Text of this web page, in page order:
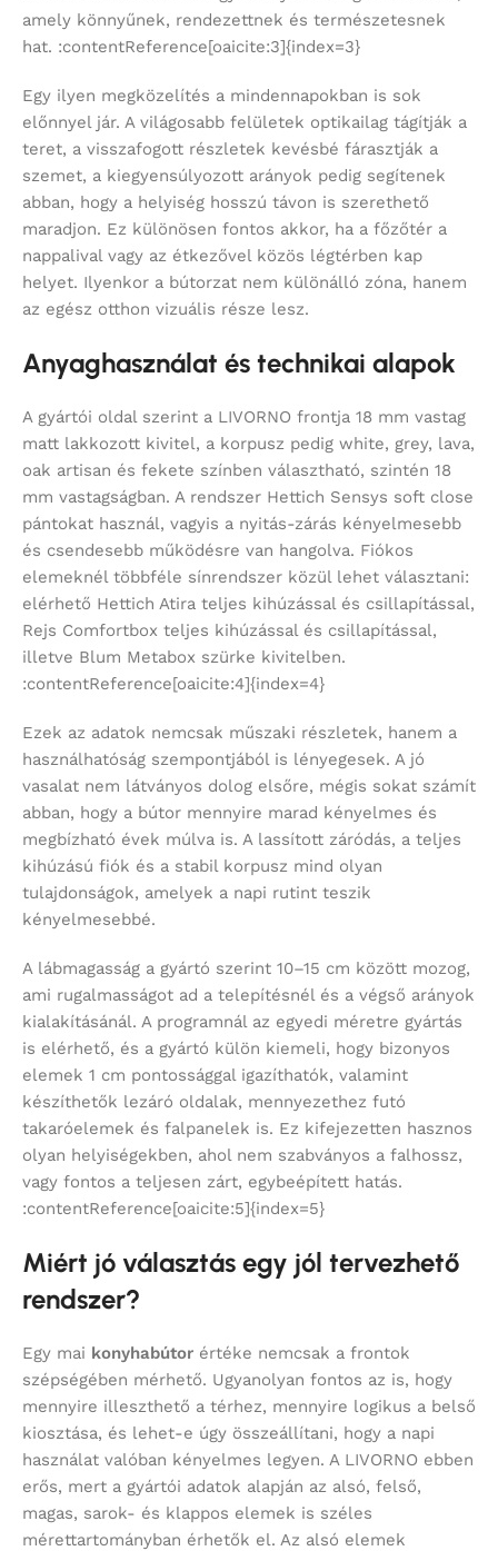
amely könnyűnek, rendezettnek és természetesnek
hat. :contentReference[oaicite:3]{index=3}
Egy ilyen megközelítés a mindennapokban is sok
előnnyel jár. A világosabb felületek optikailag tágítják a
teret, a visszafogott részletek kevésbé fárasztják a
szemet, a kiegyensúlyozott arányok pedig segítenek
abban, hogy a helyiség hosszú távon is szerethető
maradjon. Ez különösen fontos akkor, ha a főzőtér a
nappalival vagy az étkezővel közös légtérben kap
helyet. Ilyenkor a bútorzat nem különálló zóna, hanem
az egész otthon vizuális része lesz.
Anyaghasználat és technikai alapok
A gyártói oldal szerint a LIVORNO frontja 18 mm vastag
matt lakkozott kivitel, a korpusz pedig white, grey, lava,
oak artisan és fekete színben választható, szintén 18
mm vastagságban. A rendszer Hettich Sensys soft close
pántokat használ, vagyis a nyitás-zárás kényelmesebb
és csendesebb működésre van hangolva. Fiókos
elemeknél többféle sínrendszer közül lehet választani:
elérhető Hettich Atira teljes kihúzással és csillapítással,
Rejs Comfortbox teljes kihúzással és csillapítással,
illetve Blum Metabox szürke kivitelben.
:contentReference[oaicite:4]{index=4}
Ezek az adatok nemcsak műszaki részletek, hanem a
használhatóság szempontjából is lényegesek. A jó
vasalat nem látványos dolog elsőre, mégis sokat számít
abban, hogy a bútor mennyire marad kényelmes és
megbízható évek múlva is. A lassított záródás, a teljes
kihúzású fiók és a stabil korpusz mind olyan
tulajdonságok, amelyek a napi rutint teszik
kényelmesebbé.
A lábmagasság a gyártó szerint 10–15 cm között mozog,
ami rugalmasságot ad a telepítésnél és a végső arányok
kialakításánál. A programnál az egyedi méretre gyártás
is elérhető, és a gyártó külön kiemeli, hogy bizonyos
elemek 1 cm pontossággal igazíthatók, valamint
készíthetők lezáró oldalak, mennyezethez futó
takaróelemek és falpanelek is. Ez kifejezetten hasznos
olyan helyiségekben, ahol nem szabványos a falhossz,
vagy fontos a teljesen zárt, egybeépített hatás.
:contentReference[oaicite:5]{index=5}
Miért jó választás egy jól tervezhető
rendszer?
Egy mai konyhabútor értéke nemcsak a frontok
szépségében mérhető. Ugyanolyan fontos az is, hogy
mennyire illeszthető a térhez, mennyire logikus a belső
kiosztása, és lehet-e úgy összeállítani, hogy a napi
használat valóban kényelmes legyen. A LIVORNO ebben
erős, mert a gyártói adatok alapján az alsó, felső,
magas, sarok- és klappos elemek is széles
mérettartományban érhetők el. Az alsó elemek